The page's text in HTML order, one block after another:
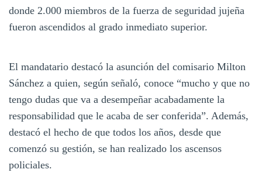
donde 2.000 miembros de la fuerza de seguridad jujeña
fueron ascendidos al grado inmediato superior.
El mandatario destacó la asunción del comisario Milton
Sánchez a quien, según señaló, conoce “mucho y que no
tengo dudas que va a desempeñar acabadamente la
responsabilidad que le acaba de ser conferida”. Además,
destacó el hecho de que todos los años, desde que
comenzó su gestión, se han realizado los ascensos
policiales.